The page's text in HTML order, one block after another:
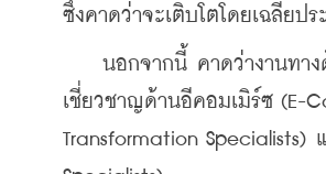
ซึ่งคาดว่าจะเติบโตโดยเฉลี่ยป
นอกจากนี้ คาดว่างานทาง
เชี่ยวชาญด้านอีคอมเมิร์ซ (E-
Transformation